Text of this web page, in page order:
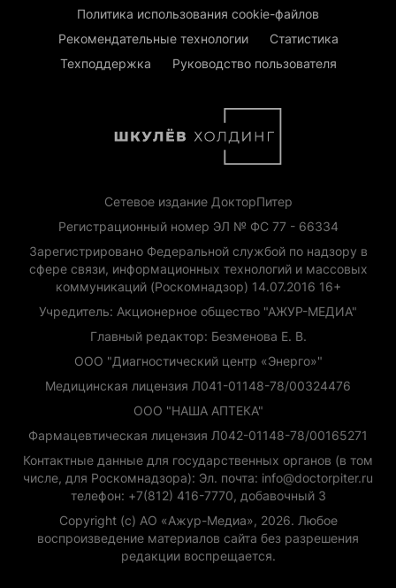
Политика использования cookie-файлов
Рекомендательные технологии
Статистика
Техподдержка
Руководство пользователя
Сетевое издание ДокторПитер
Регистрационный номер ЭЛ № ФС 77 - 66334
Зарегистрировано Федеральной службой по надзору в
сфере связи, информационных технологий и массовых
коммуникаций (Роскомнадзор) 14.07.2016 16+
Учредитель: Акционерное общество "АЖУР-МЕДИА"
Главный редактор: Безменова Е. В.
ООО "Диагностический центр «Энерго»"
Медицинская лицензия Л041-01148-78/00324476
ООО "НАША АПТЕКА"
Фармацевтическая лицензия Л042-01148-78/00165271
Контактные данные для государственных органов (в том
числе, для Роскомнадзора): Эл. почта: info@doctorpiter.ru
телефон: +7(812) 416-7770, добавочный 3
Copyright (с) АО «Ажур-Медиа», 2026. Любое
воспроизведение материалов сайта без разрешения
редакции воспрещается.